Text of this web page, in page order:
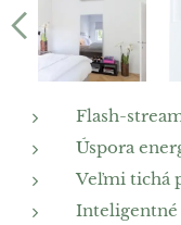
Flash-
Úspora
Veľmi tichá
Inteligentné